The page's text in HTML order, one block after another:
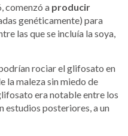
comenzó a producir
genéticamente) para
las que se incluía la soya,
rociar el glifosato en
la maleza sin miedo de
era notable entre los
estudios posteriores, a un